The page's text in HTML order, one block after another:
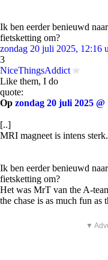
Ik ben eerder benieuwd
fietsketting om?
zondag 20 juli 2025, 12:16
3
NiceThingsAddict
Like them, I do
quote:
Op zondag 20 juli 2025 @
[..]
MRI magneet is intens sterk.
Ik ben eerder benieuwd
fietsketting om?
Het was MrT van the A-
the chase is as much fun as
▼